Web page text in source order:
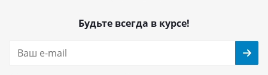
Будьте всегда в курсе!